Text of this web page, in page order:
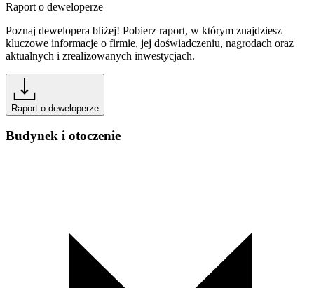
Raport o deweloperze
Poznaj dewelopera bliżej! Pobierz raport, w którym znajdziesz
kluczowe informacje o firmie, jej doświadczeniu, nagrodach oraz
aktualnych i zrealizowanych inwestycjach.
Raport o deweloperze
Budynek i otoczenie